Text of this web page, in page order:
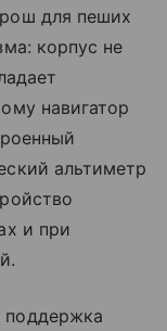
для пеших
корпус не
навигатор
альтиметр
и при